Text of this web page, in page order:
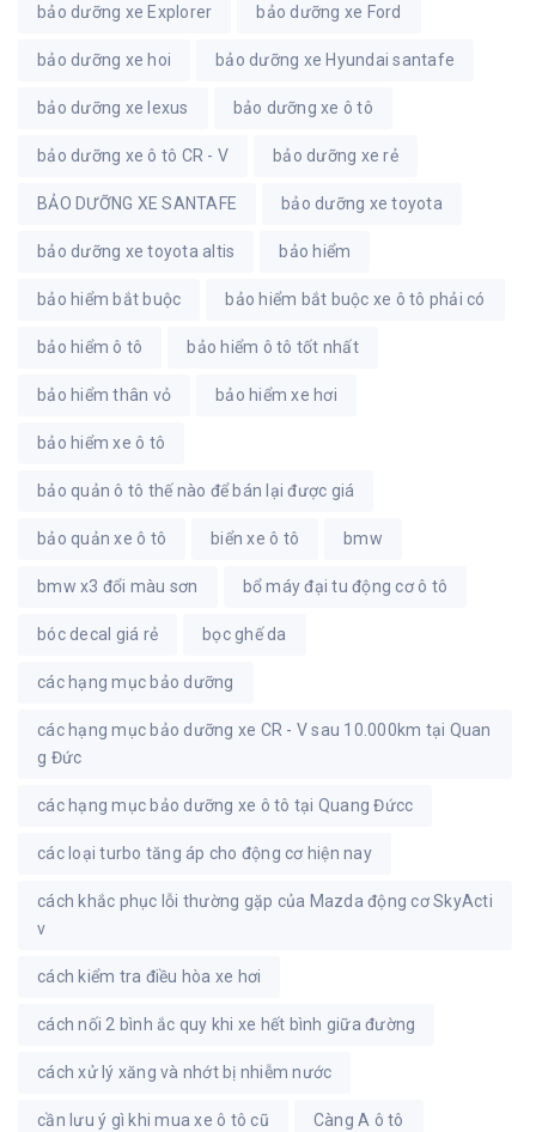
bảo dưỡng xe Explorer bảo dưỡng xe Ford
bảo dưỡng xe hoi bảo dưỡng xe Hyundai santafe
bảo dưỡng xe lexus bảo dưỡng xe ô tô
bảo dưỡng xe ô tô CR - V bảo dưỡng xe rẻ
BẢO DƯỠNG XE SANTAFE bảo dưỡng xe toyota
bảo dưỡng xe toyota altis bảo hiểm
bảo hiểm bắt buộc bảo hiểm bắt buộc xe ô tô phải có
bảo hiểm ô tô bảo hiểm ô tô tốt nhất
bảo hiểm thân vỏ bảo hiểm xe hơi
bảo hiểm xe ô tô
bảo quản ô tô thế nào để bán lại được giá
bảo quản xe ô tô biển xe ô tô bmw
bmw x3 đổi màu sơn bổ máy đại tu động cơ ô tô
bóc decal giá rẻ bọc ghế da
các hạng mục bảo dưỡng
các hạng mục bảo dưỡng xe CR - V sau 10.000km tại Quan
g Đức
các hạng mục bảo dưỡng xe ô tô tại Quang Đứcc
các loại turbo tăng áp cho động cơ hiện nay
cách khắc phục lỗi thường gặp của Mazda động cơ SkyActi
v
cách kiểm tra điều hòa xe hơi
cách nối 2 bình ắc quy khi xe hết bình giữa đường
cách xử lý xăng và nhớt bị nhiễm nước
cần lưu ý gì khi mua xe ô tô cũ Càng A ô tô